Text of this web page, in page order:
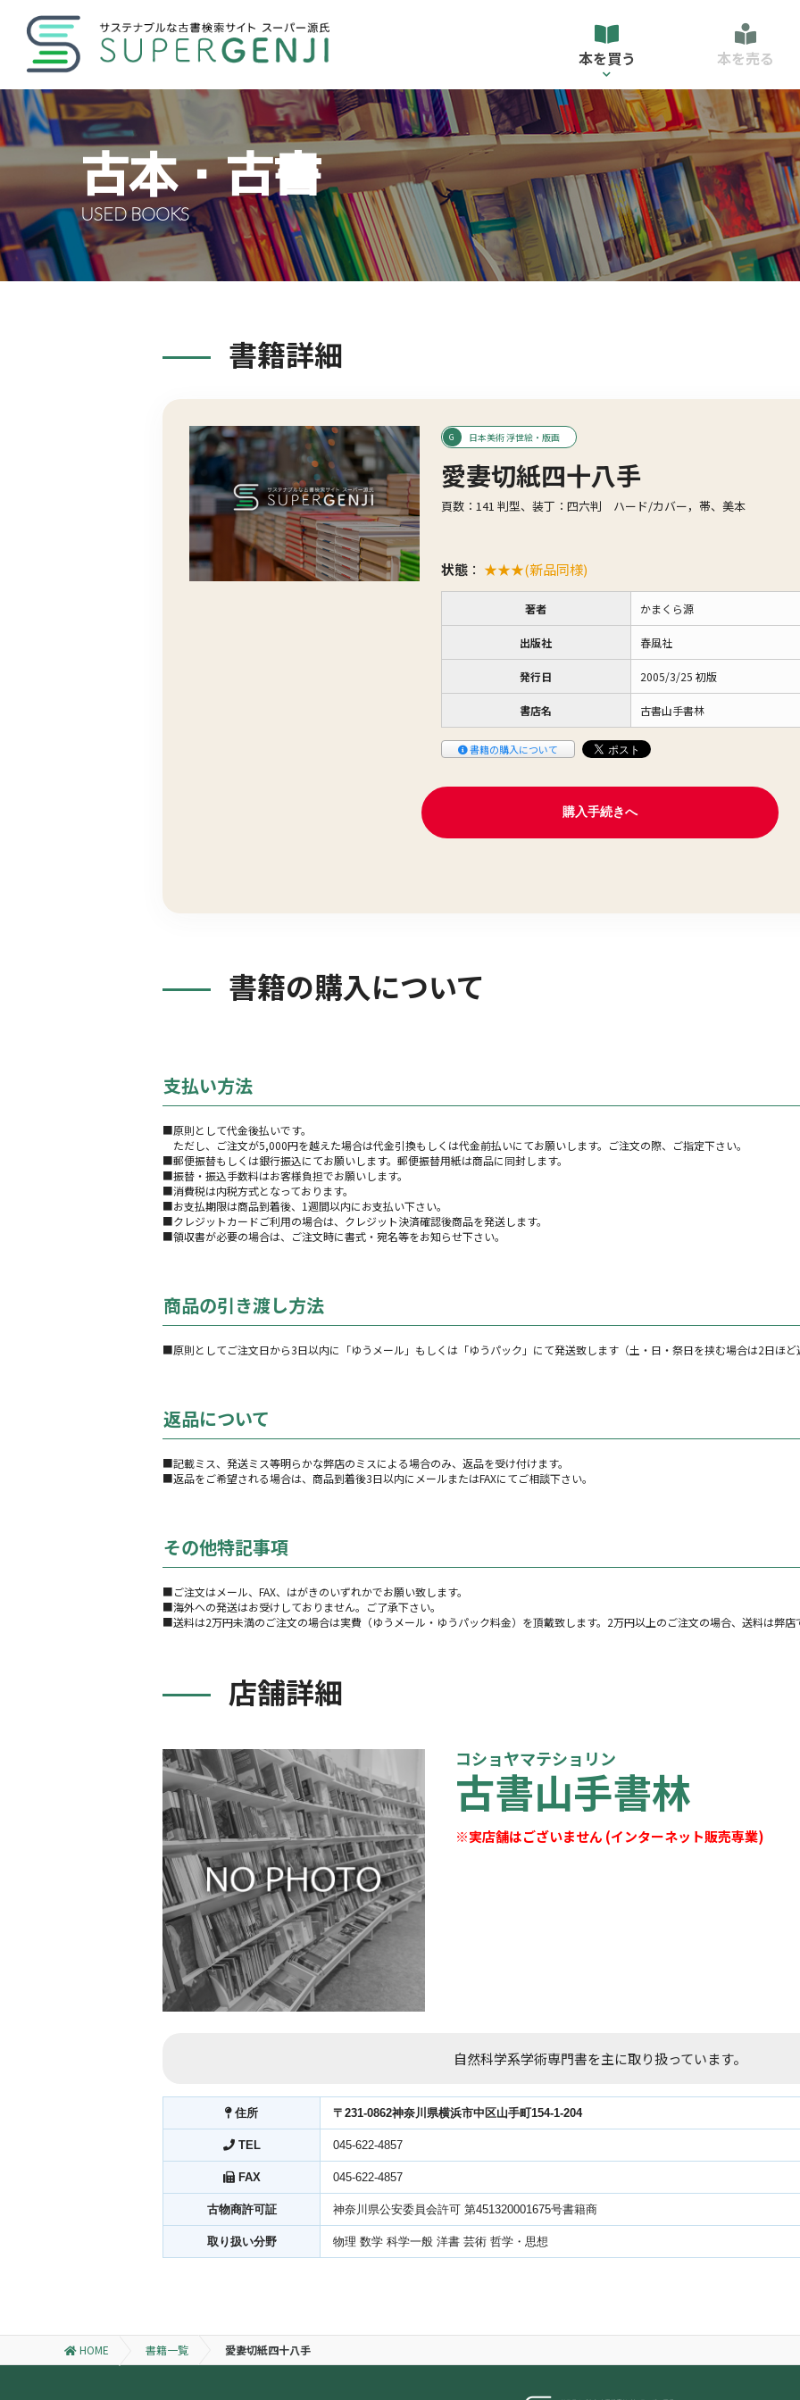
本を買う 本を売る
古本・古書
USED BOOKS
書籍詳細
日本美術 浮世絵・版画
愛妻切紙四十八手
頁数：141 判型、装丁：四六判 ハード/カバー，帯、美本
状態： ★★★(新品同様)
著者 かまくら源
出版社 春風社
発行日 2005/3/25 初版
書店名 古書山手書林
書籍の購入について
書籍の購入について
支払い方法
■原則として代金後払いです。
ただし、ご注文が5,000円を越えた場合は代金引換もしくは代金前払いにてお願いします。ご注文の際、ご指定下さい。
■郵便振替もしくは銀行振込にてお願いします。郵便振替用紙は商品に同封します。
■振替・振込手数料はお客様負担でお願いします。
■消費税は内税方式となっております。
■お支払期限は商品到着後、1週間以内にお支払い下さい。
■クレジットカードご利用の場合は、クレジット決済確認後商品を発送します。
■領収書が必要の場合は、ご注文時に書式・宛名等をお知らせ下さい。
商品の引き渡し方法
■原則としてご注文日から3日以内に「ゆうメール」もしくは「ゆうパック」にて発送致します（土・日・祭日を挟む場合は2日ほど
返品について
■記載ミス、発送ミス等明らかな弊店のミスによる場合のみ、返品を受け付けます。
■返品をご希望される場合は、商品到着後3日以内にメールまたはFAXにてご相談下さい。
その他特記事項
■ご注文はメール、FAX、はがきのいずれかでお願い致します。
■海外への発送はお受けしておりません。ご了承下さい。
■送料は2万円未満のご注文の場合は実費（ゆうメール・ゆうパック料金）を頂戴致します。2万円以上のご注文の場合、送料は弊店
店舗詳細
コショヤマテショリン
古書山手書林
※実店舗はございません (インターネット販売専業)
自然科学系学術専門書を主に取り扱っています。
住所 〒231-0862神奈川県横浜市中区山手町154-1-204
TEL 045-622-4857
FAX 045-622-4857
古物商許可証 神奈川県公安委員会許可 第451320001675号書籍商
取り扱い分野 物理 数学 科学一般 洋書 芸術 哲学・思想
HOME 書籍一覧 愛妻切紙四十八手